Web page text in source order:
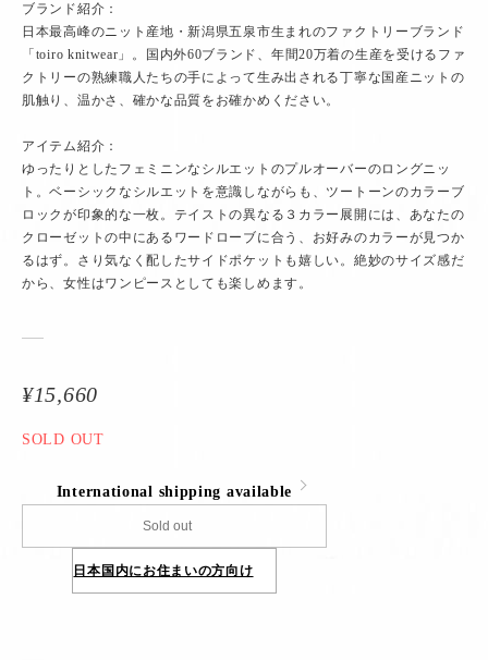
ブランド紹介：
日本最高峰のニット産地・新潟県五泉市生まれのファクトリーブランド
「toiro knitwear」。国内外60ブランド、年間20万着の生産を受けるファ
クトリーの熟練職人たちの手によって生み出される丁寧な国産ニットの
肌触り、温かさ、確かな品質をお確かめください。
アイテム紹介：
ゆったりとしたフェミニンなシルエットのプルオーバーのロングニッ
ト。ベーシックなシルエットを意識しながらも、ツートーンのカラーブ
ロックが印象的な一枚。テイストの異なる３カラー展開には、あなたの
クローゼットの中にあるワードローブに合う、お好みのカラーが見つか
るはず。さり気なく配したサイドポケットも嬉しい。絶妙のサイズ感だ
から、女性はワンピースとしても楽しめます。
¥15,660
SOLD OUT
International shipping available
Sold out
日本国内にお住まいの方向け